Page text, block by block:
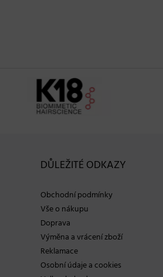
DŮLEŽITÉ ODKAZY
Obchodní podmínky
Vše o nákupu
Doprava
Výměna a vrácení zboží
Reklamace
Osobní údaje a cookies